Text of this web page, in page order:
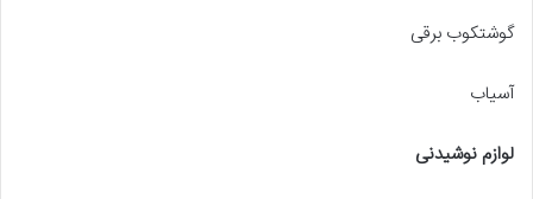
گوشتکوب برقی
آسیاب
لوازم نوشیدنی